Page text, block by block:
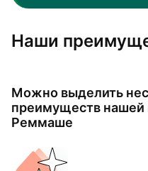
Наши
Можно выделить
преимуществ нашей
Реммаше